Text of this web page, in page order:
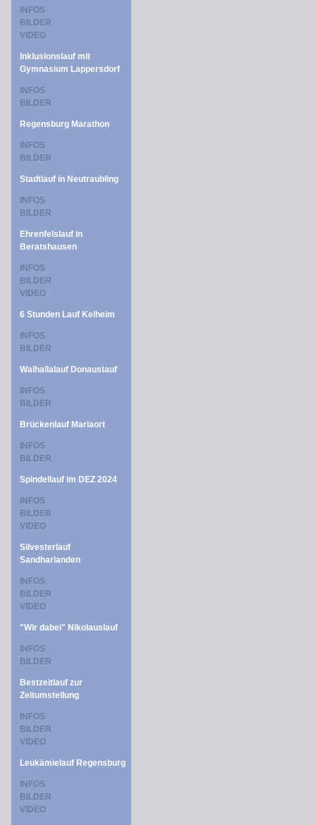
INFOS
BILDER
VIDEO
Inklusionslauf mit
Gymnasium Lappersdorf
INFOS
BILDER
Regensburg Marathon
INFOS
BILDER
Stadtlauf in Neutraubling
INFOS
BILDER
Ehrenfelslauf in
Beratshausen
INFOS
BILDER
VIDEO
6 Stunden Lauf Kelheim
INFOS
BILDER
Walhallalauf Donaustauf
INFOS
BILDER
Brückenlauf Mariaort
INFOS
BILDER
Spindellauf im DEZ 2024
INFOS
BILDER
VIDEO
Silvesterlauf
Sandharlanden
INFOS
BILDER
VIDEO
"Wir dabei" Nikolauslauf
INFOS
BILDER
Bestzeitlauf zur
Zeitumstellung
INFOS
BILDER
VIDEO
Leukämielauf Regensburg
INFOS
BILDER
VIDEO